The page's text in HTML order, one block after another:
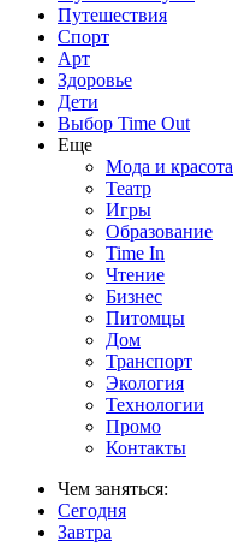
Путешествия
Спорт
Арт
Здоровье
Дети
Выбор Time Out
Еще
Мода и красота
Театр
Игры
Образование
Time In
Чтение
Бизнес
Питомцы
Дом
Транспорт
Экология
Технологии
Промо
Контакты
Чем заняться:
Сегодня
Завтра